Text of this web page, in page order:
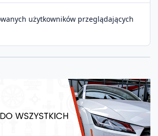
użytkowników przeglądających